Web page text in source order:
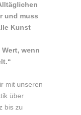
und muss
Kunst
wenn
mit unseren
über
bis zu